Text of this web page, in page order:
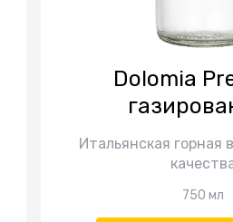
Dolomia
Итальянская горная
750 мл